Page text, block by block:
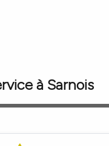
à Sarnois